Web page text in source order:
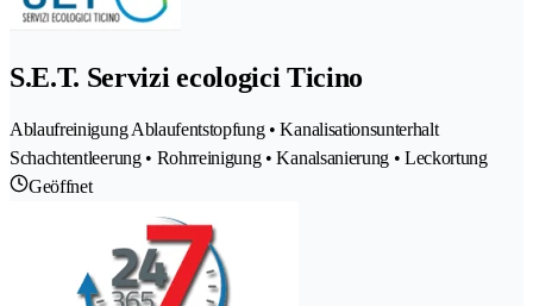
S.E.T. Servizi ecologici Ticino
Ablaufreinigung Ablaufentstopfung • Kanalisationsunterhalt
Schachtentleerung • Rohrreinigung • Kanalsanierung • Leckortung
Geöffnet